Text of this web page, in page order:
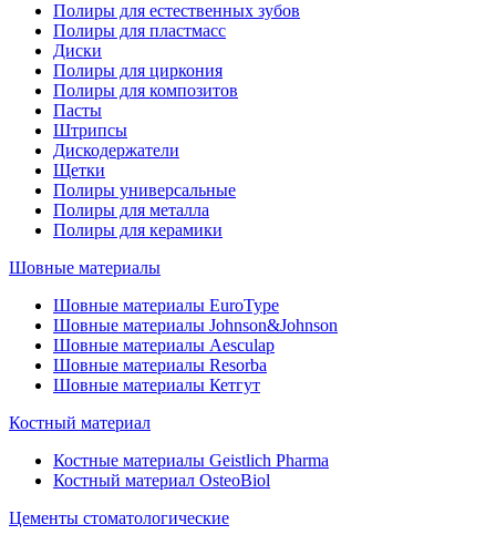
Полиры для естественных зубов
Полиры для пластмасс
Диски
Полиры для циркония
Полиры для композитов
Пасты
Штрипсы
Дискодержатели
Щетки
Полиры универсальные
Полиры для металла
Полиры для керамики
Шовные материалы
Шовные материалы EuroType
Шовные материалы Johnson&Johnson
Шовные материалы Aesculap
Шовные материалы Resorba
Шовные материалы Кетгут
Костный материал
Костные материалы Geistlich Pharma
Костный материал OsteoBiol
Цементы стоматологические